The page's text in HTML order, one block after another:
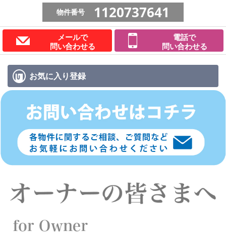
物件番号 1120737641
メールで
問い合わせる
電話で
問い合わせる
お気に入り登録